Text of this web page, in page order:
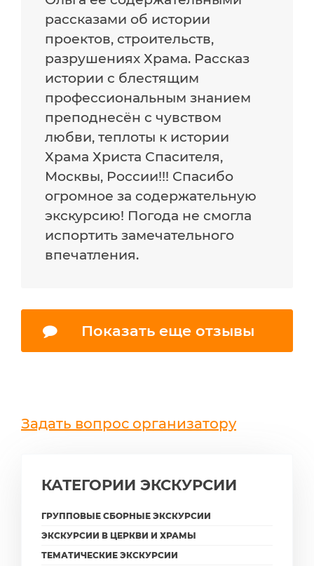
рассказами об истории
проектов, строительств,
разрушениях Храма. Рассказ
истории с блестящим
профессиональным знанием
преподнесён с чувством
любви, теплоты к истории
Храма Христа Спасителя,
Москвы, России!!! Спасибо
огромное за содержательную
экскурсию! Погода не смогла
испортить замечательного
впечатления.
Показать еще отзывы
Задать вопрос организатору
КАТЕГОРИИ ЭКСКУРСИИ
ГРУППОВЫЕ СБОРНЫЕ ЭКСКУРСИИ
ЭКСКУРСИИ В ЦЕРКВИ И ХРАМЫ
ТЕМАТИЧЕСКИЕ ЭКСКУРСИИ